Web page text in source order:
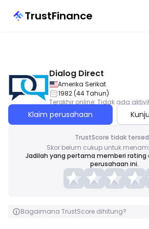
TrustFinance
Dialog Direct
Amerika Serikat
1982(44Tahun)
Terakhir online: Tidak ada
Klaim perusahaan
TrustScore tidak
Skor belum cukup untuk
Jadilah yang pertama memberi rating
perusahaan ini.
Bagaimana TrustScore dihitung?